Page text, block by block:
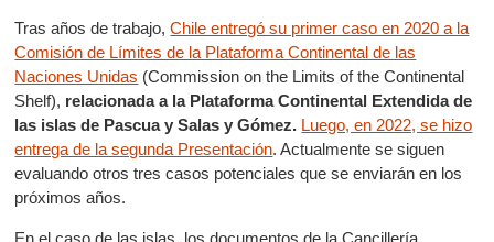
Tras años de trabajo,Chile entregó su primer caso en 2020 a la
Comisión de Límites de la Plataforma Continental de las
Naciones Unidas (Commission on the Limits of the Continental
Shelf), relacionada a la Plataforma Continental Extendida de
las islas de Pascua y Salas y Gómez. Luego, en 2022, se hizo
entrega de la segunda Presentación. Actualmente se siguen
evaluando otros tres casos potenciales que se enviarán en los
próximos años.
En el caso de las islas, los documentos de la Cancillería